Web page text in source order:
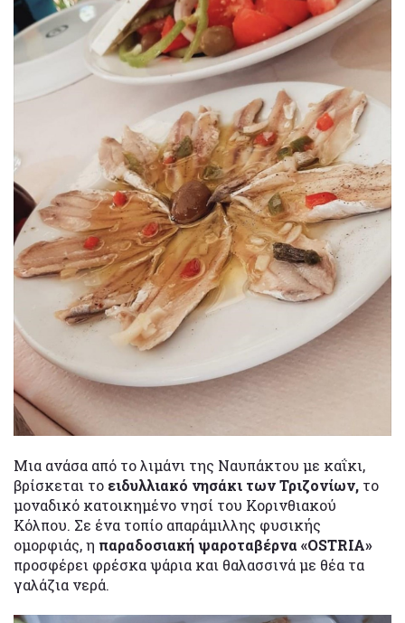
Μια ανάσα από το λιμάνι της Ναυπάκτου με καΐκι,
βρίσκεται το ειδυλλιακό νησάκι των Τριζονίων, το
μοναδικό κατοικημένο νησί του Κορινθιακού
Κόλπου. Σε ένα τοπίο απαράμιλλης φυσικής
ομορφιάς, η παραδοσιακή ψαροταβέρνα «OSTRIA»
προσφέρει φρέσκα ψάρια και θαλασσινά με θέα τα
γαλάζια νερά.